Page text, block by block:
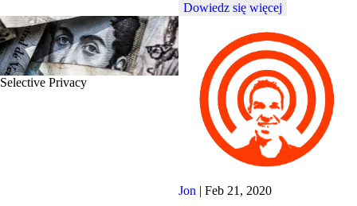
Dowiedz się więcej
Selective Privacy
Jon | Feb 21, 2020